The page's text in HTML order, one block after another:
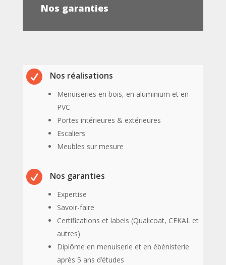
Nos garanties
 Nos réalisations
Menuiseries en bois, en aluminium et en
PVC
Portes intérieures & extérieures
Escaliers
Meubles sur mesure
 Nos garanties
Expertise
Savoir-faire
Certifications et labels (Qualicoat, CEKAL et
autres)
Diplôme en menuiserie et en ébénisterie
après 5 ans d’études